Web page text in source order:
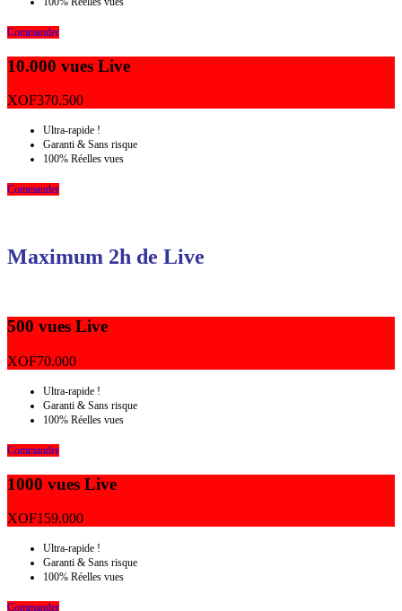
Commander
10.000 vues Live
XOF370.500
Ultra-rapide !
Garanti & Sans risque
100% Réelles vues
Commander
Maximum 2h de Live
500 vues Live
XOF70.000
Ultra-rapide !
Garanti & Sans risque
100% Réelles vues
Commander
1000 vues Live
XOF159.000
Ultra-rapide !
Garanti & Sans risque
100% Réelles vues
Commander